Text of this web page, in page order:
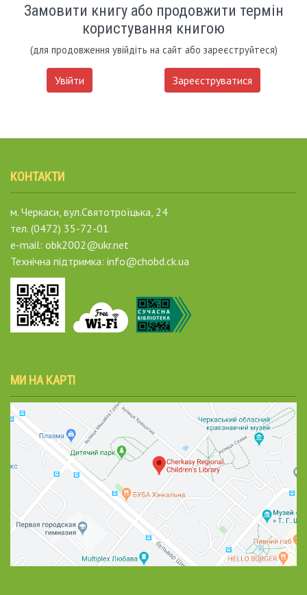
Замовити книгу або продовжити термін
користування книгою
(для продовження увійдіть на сайт або зареєструйтеся)
Увійти Зареєструватися
КОНТАКТИ
м. Черкаси, вул.Святотроїцька, 24
тел. (0472) 35-72-01
e-mail: obk2002@ukr.net
Технічна підтримка: info@chobd.ck.ua
МИ НА КАРТІ